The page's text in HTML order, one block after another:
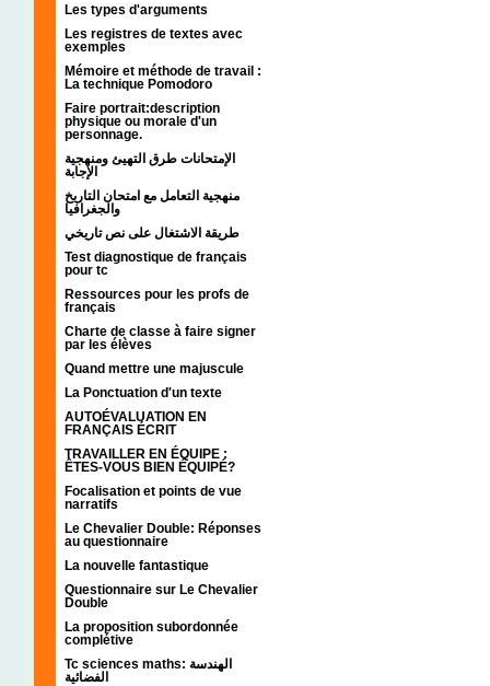
Les types d'arguments
Les registres de textes avec
exemples
Mémoire et méthode de travail :
La technique Pomodoro
Faire portrait:description
physique ou morale d'un
personnage.
الإمتحانات طرق التهيئ ومنهجية
الإجابة
منهجية التعامل مع امتحان التاريخ
والجغرافيا
طريقة الاشتغال على نص تاريخي
Test diagnostique de français
pour tc
Ressources pour les profs de
français
Charte de classe à faire signer
par les élèves
Quand mettre une majuscule
La Ponctuation d'un texte
AUTOÉVALUATION EN
FRANÇAIS ÉCRIT
TRAVAILLER EN ÉQUIPE :
ÊTES-VOUS BIEN ÉQUIPÉ?
Focalisation et points de vue
narratifs
Le Chevalier Double: Réponses
au questionnaire
La nouvelle fantastique
Questionnaire sur Le Chevalier
Double
La proposition subordonnée
complétive
Tc sciences maths: الهندسة
الفضائية